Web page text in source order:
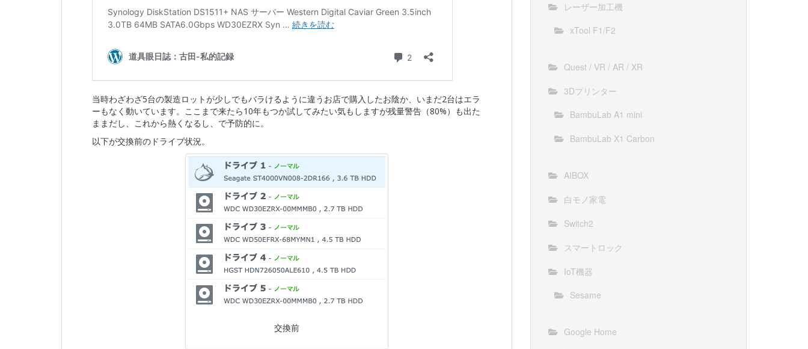
当時わざわざ5台の製造ロットが少しでもバラけるように違うお店で購入したお陰か、いまだ2台はエラ
ーもなく動いています。ここまで来たら10年もつか試してみたい気もしますが残量警告（80%）も出た
ままだし、これから熱くなるし、で予防的に。
以下が交換前のドライブ状況。
交換前
レーザー加工機
xTool F1/F2
Quest / VR / AR / XR
3Dプリンター
BambuLab A1 mini
BambuLab X1 Carbon
AIBOX
白モノ家電
Switch2
スマートロック
IoT機器
Sesame
Google Home